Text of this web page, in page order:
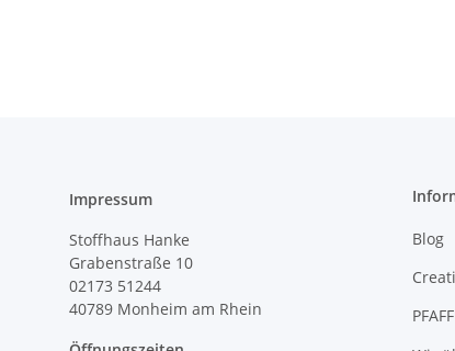
Impressum
Stoffhaus Hanke
Grabenstraße 10
02173 51244
40789 Monheim am Rhein
Blog